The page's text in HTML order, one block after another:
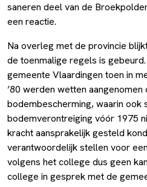
saneren deel van de
een reactie.
Na overleg met de provincie
de toenmalige regels is
gemeente Vlaardingen toen in
’80 werden wetten
bodembescherming, waarin ook
bodemverontreiging vóór 1975
kracht aansprakelijk gesteld
verantwoordelijk stellen voor
volgens het college dus geen
college in gesprek met de